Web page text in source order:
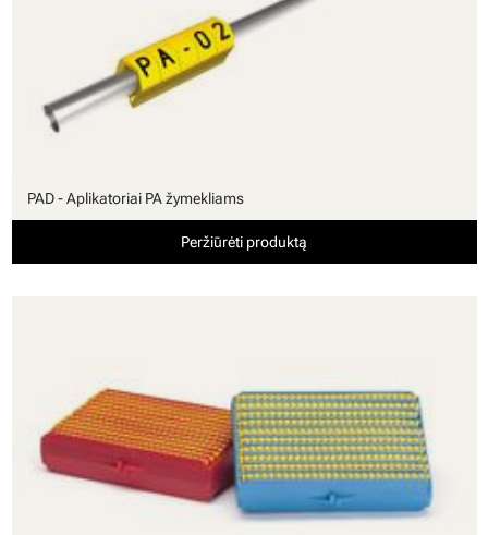
PAD - Aplikatoriai PA žymekliams
Peržiūrėti produktą